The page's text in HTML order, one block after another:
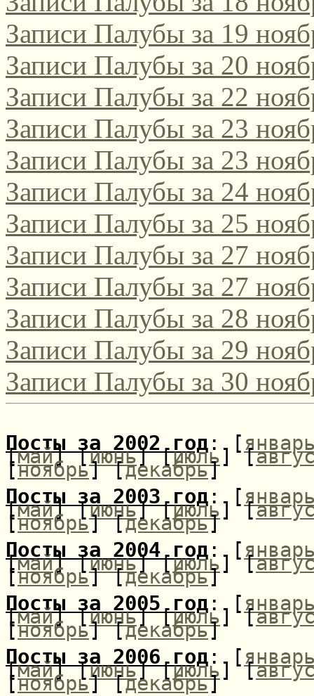
Записи Палубы за 19
Записи Палубы за 20
Записи Палубы за 22
Записи Палубы за 23
Записи Палубы за 23
Записи Палубы за 24
Записи Палубы за 25
Записи Палубы за 27
Записи Палубы за 27
Записи Палубы за 28
Записи Палубы за 29
Записи Палубы за 30
Посты за 2002 год : [
[май] [июнь] [июль] [
[ноябрь] [декабрь]
Посты за 2003 год : [
[май] [июнь] [июль] [
[ноябрь] [декабрь]
Посты за 2004 год : [
[май] [июнь] [июль] [
[ноябрь] [декабрь]
Посты за 2005 год : [
[май] [июнь] [июль] [
[ноябрь] [декабрь]
Посты за 2006 год : [
[май] [июнь] [июль] [
[ноябрь] [декабрь]